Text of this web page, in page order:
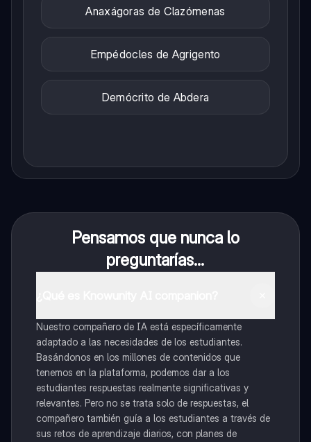
Anaxágoras de Clazómenas
Empédocles de Agrigento
Demócrito de Abdera
Pensamos que nunca lo
preguntarías...
Nuestro compañero de IA está específicamente
adaptado a las necesidades de los estudiantes.
Basándonos en los millones de contenidos que
tenemos en la plataforma, podemos dar a los
estudiantes respuestas realmente significativas y
relevantes. Pero no se trata solo de respuestas, el
compañero también guía a los estudiantes a través de
sus retos de aprendizaje diarios, con planes de